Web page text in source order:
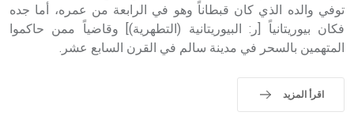
توفي والده الذي كان قبطاناً وهو في الرابعة من عمره، أما جده
فكان بيوريتانياً [ر: البيوريتانية (التطهرية)] وقاضياً ممن حاكموا
المتهمين بالسحر في مدينة سالم في القرن السابع عشر.
اقرأ المزيد